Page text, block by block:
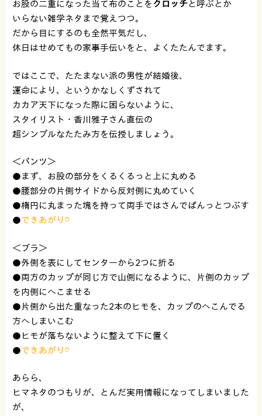
お股の二重になった当て布のことを クロッチと呼ぶとか
いらない雑学ネタまで覚えつつ。
だから目にするのも全然平気だし、
休日はせめてもの家事手伝いをと、よくたたんでます。
ではここで、たたまない派の男性が結婚後、
運命により、というかなしくずされて
カカア天下になった際に困らないように、
スタイリスト・香川雅子さん直伝の
超シンプルなたたみ方を伝授しましょう。
＜パンツ＞
●まず、お股の部分をくるくるっと上に丸める
●腰部分の片側サイドから反対側に丸めていく
●楕円に丸まった塊を持って両手ではさんでぱんっとつぶす
●できあがり♡
＜ブラ＞
●外側を表にしてセンターから2つに折る
●両方のカップが同じ方で山側になるように、片側のカップ
を内側にへこませる
●片側から出た重なった2本のヒモを、カップのへこんでる
方へしまいこむ
●ヒモが落ちないように整えて下に置く
●できあがり♡
あらら、
ヒマネタのつもりが、とんだ実用情報になってしまいました
が、